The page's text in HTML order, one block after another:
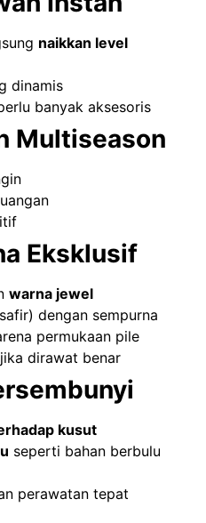
naikkan level
dinamis
banyak aksesoris
Multiseason
Eksklusif
warna jewel
dengan sempurna
permukaan pile
jika dirawat benar
kusut
seperti bahan berbulu
perawatan tepat